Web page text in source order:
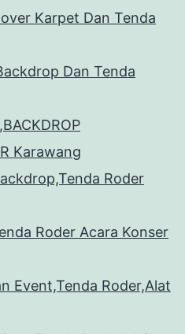
Karpet Dan Tenda
Dan Tenda
Karawang
Roder
Roder Acara Konser
Event,Tenda Roder,Alat